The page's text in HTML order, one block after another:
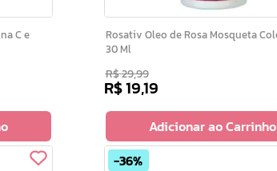
Rosativ Oleo de Rosa Mosqueta Colo e Face
30 Ml
R$29,99
R$19,19
Adicionar ao Carrinho
36%